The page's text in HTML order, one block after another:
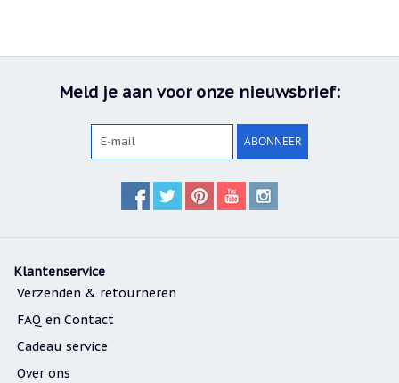
Meld je aan voor onze nieuwsbrief:
ABONNEER
Klantenservice
Verzenden & retourneren
FAQ en Contact
Cadeau service
Over ons